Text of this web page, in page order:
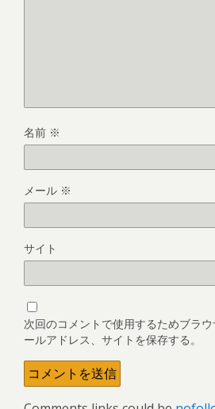
名前 ※
メール ※
サイト
次回のコメントで使用するためブラ
ールアドレス、サイトを保存する。